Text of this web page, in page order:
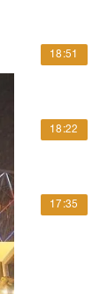
18:51
18:22
17:35